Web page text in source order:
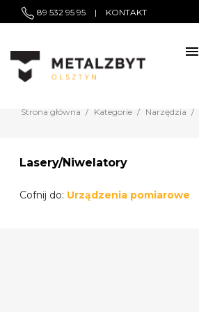
89 532 95 95 | KONTAKT

Strona główna Kategorie Narzędzia
Lasery/Niwelatory
Cofnij do: Urządzenia pomiarowe